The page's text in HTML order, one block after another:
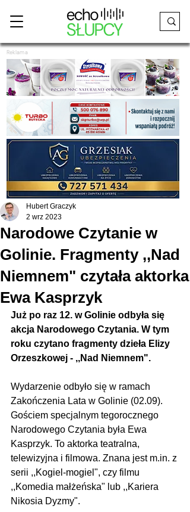
Reklama
Narodowe Czytanie w
Golinie. Fragmenty ,,Nad
Niemnem" czytała aktorka
Ewa Kasprzyk
Hubert Graczyk
2 wrz 2023
Już po raz 12. w Golinie odbyła się
akcja Narodowego Czytania. W tym
roku czytano fragmenty dzieła Elizy
Orzeszkowej - ,,Nad Niemnem".
Wydarzenie odbyło się w ramach
Zakończenia Lata w Golinie (02.09).
Gościem specjalnym tegorocznego
Narodowego Czytania była Ewa
Kasprzyk. To aktorka teatralna,
telewizyjna i filmowa. Znana jest m.in. z
serii ,,Kogiel-mogiel", czy filmu
,,Komedia małżeńska" lub ,,Kariera
Nikosia Dyzmy".